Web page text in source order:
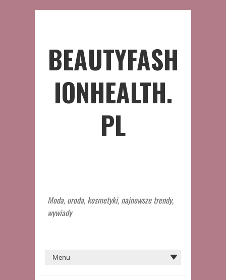
BEAUTYFASH
IONHEALTH.
PL
Moda, uroda, kosmetyki, najnowsze trendy,
wywiady